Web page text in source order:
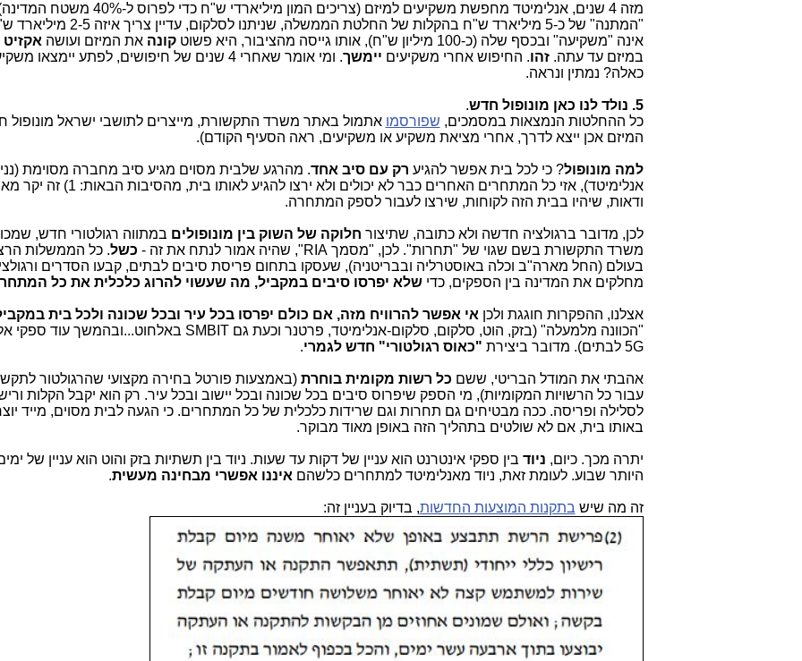
מזה 4 שנים, אנלימיטד מחפשת משקיעים למיזם (צריכים המון מיליארדי
"המתנה" של כ-5 מיליארד ש"ח בהקלות של החלטת הממשלה,
אינה "משקיעה" ובכסף שלה (כ-100 מיליון ש"ח), אותו גייסה מהציבור, היא פשוט
קונהאת המיזם ועושה אקזיט
במיזם עד עתה.זהו. החיפוש אחרי משקיעים יימשך
. ומי אומר שאחרי 4 שנים של חיפושים, לפתע יימצאו
כאלה? נמתין ונראה.
5. נולד לנו כאן מונופול חדש
.
כל ההחלטות הנמצאות במסמכים, שפורסמו אתמול באתר משרד התקשורת, מייצרים לתושבי ישראל מונופול
המיזם אכן ייצא לדרך, אחרי מציאת משקיע או משקיעים, ראה הסעיף הקודם).
למה מונופול? כי לכל בית אפשר להגיע רק עם סיב אחד. מהרגע שלבית מסוים מגיע סיב מחברה מסוימת
ודאות, שיהיו בבית הזה לקוחות, שירצו לעבור לספק המתחרה.
לכן, מדובר ברגולציה חדשה ולא כתובה, שתיצור חלוקה של השוק בין מונופולים במתווה רגולטורי חדש,
משרד התקשורת בשם שגוי של "תחרות". לכן, "מסמך RIA", שהיה אמור לנתח את זה -
כשל. כל הממשלות
בעולם (החל מארה"ב וכלה באוסטרליה ובבריטניה), שעסקו בתחום פריסת סיבים לבתים, קבעו הסדרים
מחלקים את המדינה בין הספקים, כדישלא יפרסו סיבים במקביל, מה שעשוי להרוג כלכלית את כל
אצלנו, ההפקרות חוגגת ולכן אי אפשר להרוויח מזה, אם כולם יפרסו בכל עיר ובכל שכונה ולכל בית
"הכוונה מלמעלה" (בזק, הוט, סלקום, סלקום-אנלימיטד, פרטנר וכעת גםSMBIT באלחוט...ובהמשך עוד ספקי
5G לבתים). מדובר ביצירת "כאוס רגולטורי" חדש לגמרי.
אהבתי את המודל הבריטי, ששם כל רשות מקומית בוחרת(באמצעות פורטל בחירה מקצועי שהרגולטור
עבור כל הרשויות המקומיות), מי הספק שיפרוס סיבים בכל שכונה ובכל יישוב ובכל עיר. רק הוא יקבל הקלות
לסלילה ופריסה. ככה מבטיחים גם תחרות וגם שרידות כלכלית של כל המתחרים. כי הגעה לבית מסוים, מייד
באותו בית, אם לא שולטים בתהליך הזה באופן מאוד מבוקר.
יתרה מכך. כיום, ניוד בין ספקי אינטרנט הוא עניין של דקות עד שעות. ניוד בין תשתיות בזק והוט הוא עניין של
היותר שבוע. לעומת זאת, ניוד מאנלימיטד למתחרים כלשהם איננו אפשרי מבחינה מעשית.
זה מה שיש בתקנות המוצעות החדשות, בדיוק בעניין זה: